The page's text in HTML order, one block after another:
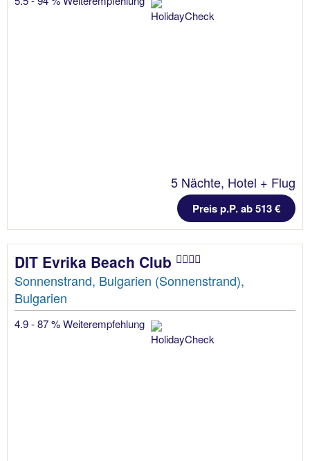
5 Nächte, Hotel + Flug
Preis p.P. ab 513 €
DIT Evrika Beach Club
Sonnenstrand, Bulgarien (Sonnenstrand),
Bulgarien
4.9 - 87 % Weiterempfehlung